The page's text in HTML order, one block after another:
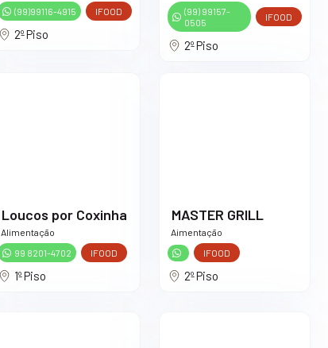
(99)99116-4915
IFOOD
2º Piso
(99) 99157-
0505
IFOOD
2º Piso
Loucos por Coxinha
Alimentação
99 8201-4702
IFOOD
1º Piso
MASTER GRILL
Aimentação
IFOOD
2º Piso